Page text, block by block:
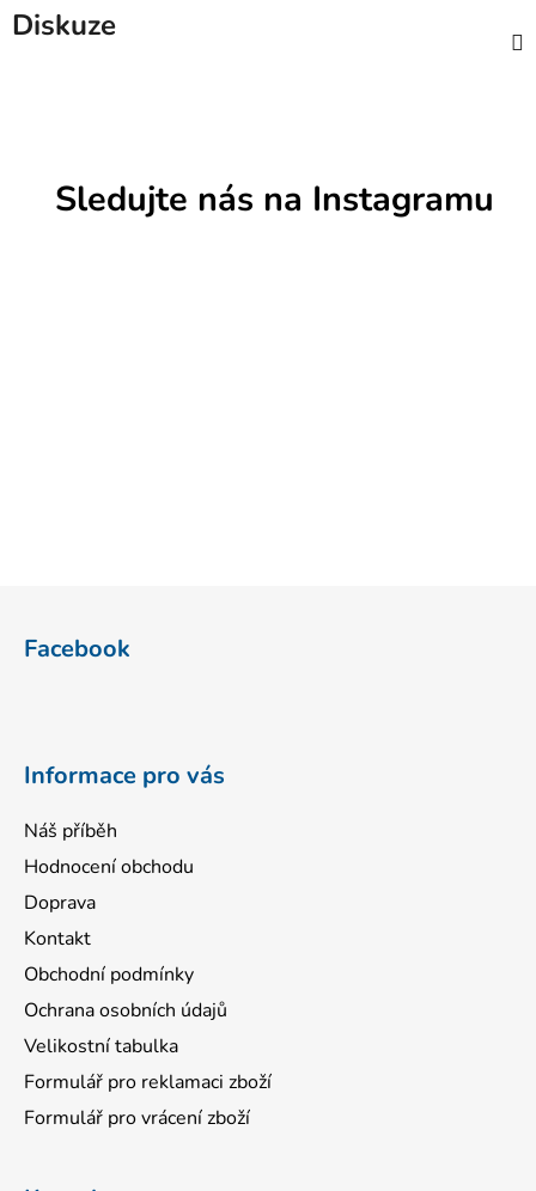
Diskuze
Sledujte nás na Instagramu
Facebook
Informace pro vás
Náš příběh
Hodnocení obchodu
Doprava
Kontakt
Obchodní podmínky
Ochrana osobních údajů
Velikostní tabulka
Formulář pro reklamaci zboží
Formulář pro vrácení zboží